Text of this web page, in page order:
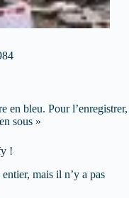
en bleu. Pour l’enregistrer,
sous »
!
mais il n’y a pas